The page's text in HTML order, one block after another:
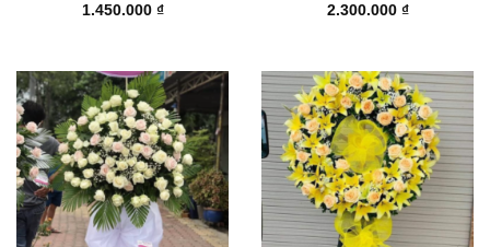
1.450.000 ₫
2.300.000 ₫